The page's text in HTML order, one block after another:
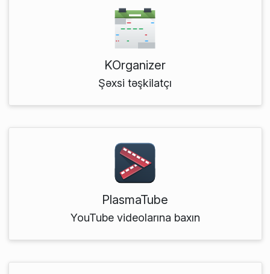
KOrganizer
Şəxsi təşkilatçı
PlasmaTube
YouTube videolarına baxın